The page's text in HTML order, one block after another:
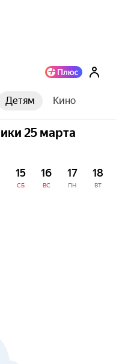
Детям Кино
25 марта
15
СБ
16
ВС
17
ПН
18
ВТ